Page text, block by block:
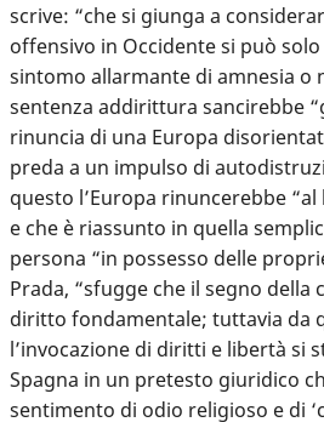
scrive: “che si giunga a
offensivo in Occidente si può
sintomo allarmante di amnesia o
sentenza addirittura sancirebbe
rinuncia di una Europa
preda a un impulso di
questo l’Europa rinuncerebbe
e che è riassunto in quella
persona “in possesso delle
Prada, “sfugge che il segno della
diritto fondamentale; tuttavia da
l’invocazione di diritti e libertà si
Spagna in un pretesto giuridico
sentimento di odio religioso e di